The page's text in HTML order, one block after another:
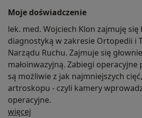
Moje doświadczenie
lek. med. Wojciech Klon zajmuję się
diagnostyką w zakresie Ortopedii i
Narządu Ruchu. Zajmuje się
małoinwazyjną. Zabiegi
są możliwie z jak najmniejszych
artroskopu - czyli kamery
operacyjne.
więcej